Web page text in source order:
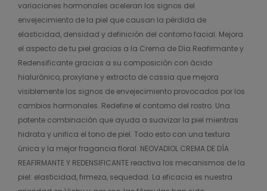
variaciones hormonales aceleran los signos del
envejecimiento de la piel que causan la pérdida de
elasticidad, densidad y definición del contorno facial. Mejora
el aspecto de tu piel gracias a la Crema de Día Reafirmante y
Redensificante gracias a su composición con ácido
hialurónico, proxylane y extracto de cassia que mejora
visiblemente los signos de envejecimiento provocados por los
cambios hormonales. Redefine el contorno del rostro. Una
potente combinación que ayuda a suavizar la piel mientras
hidrata y unifica el tono de piel. Todo esto con una textura
única y la mejor fragancia floral. NEOVADIOL CREMA DE DÍA
REAFIRMANTE Y REDENSIFICANTE reactiva los mecanismos de la
piel: elasticidad, firmeza, sequedad. La eficacia es nuestra